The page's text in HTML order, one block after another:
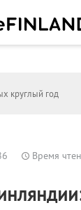
круглый год
Время